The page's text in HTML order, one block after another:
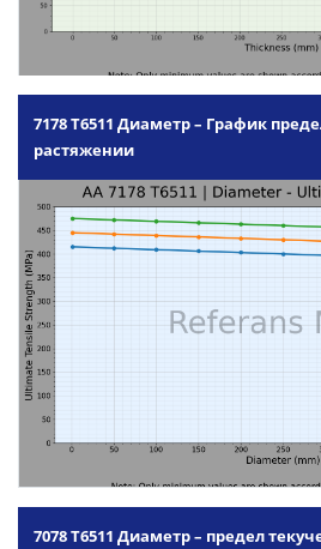
7178 T6511 Диаметр – График
растяжении
7078 T6511 Диаметр – предел